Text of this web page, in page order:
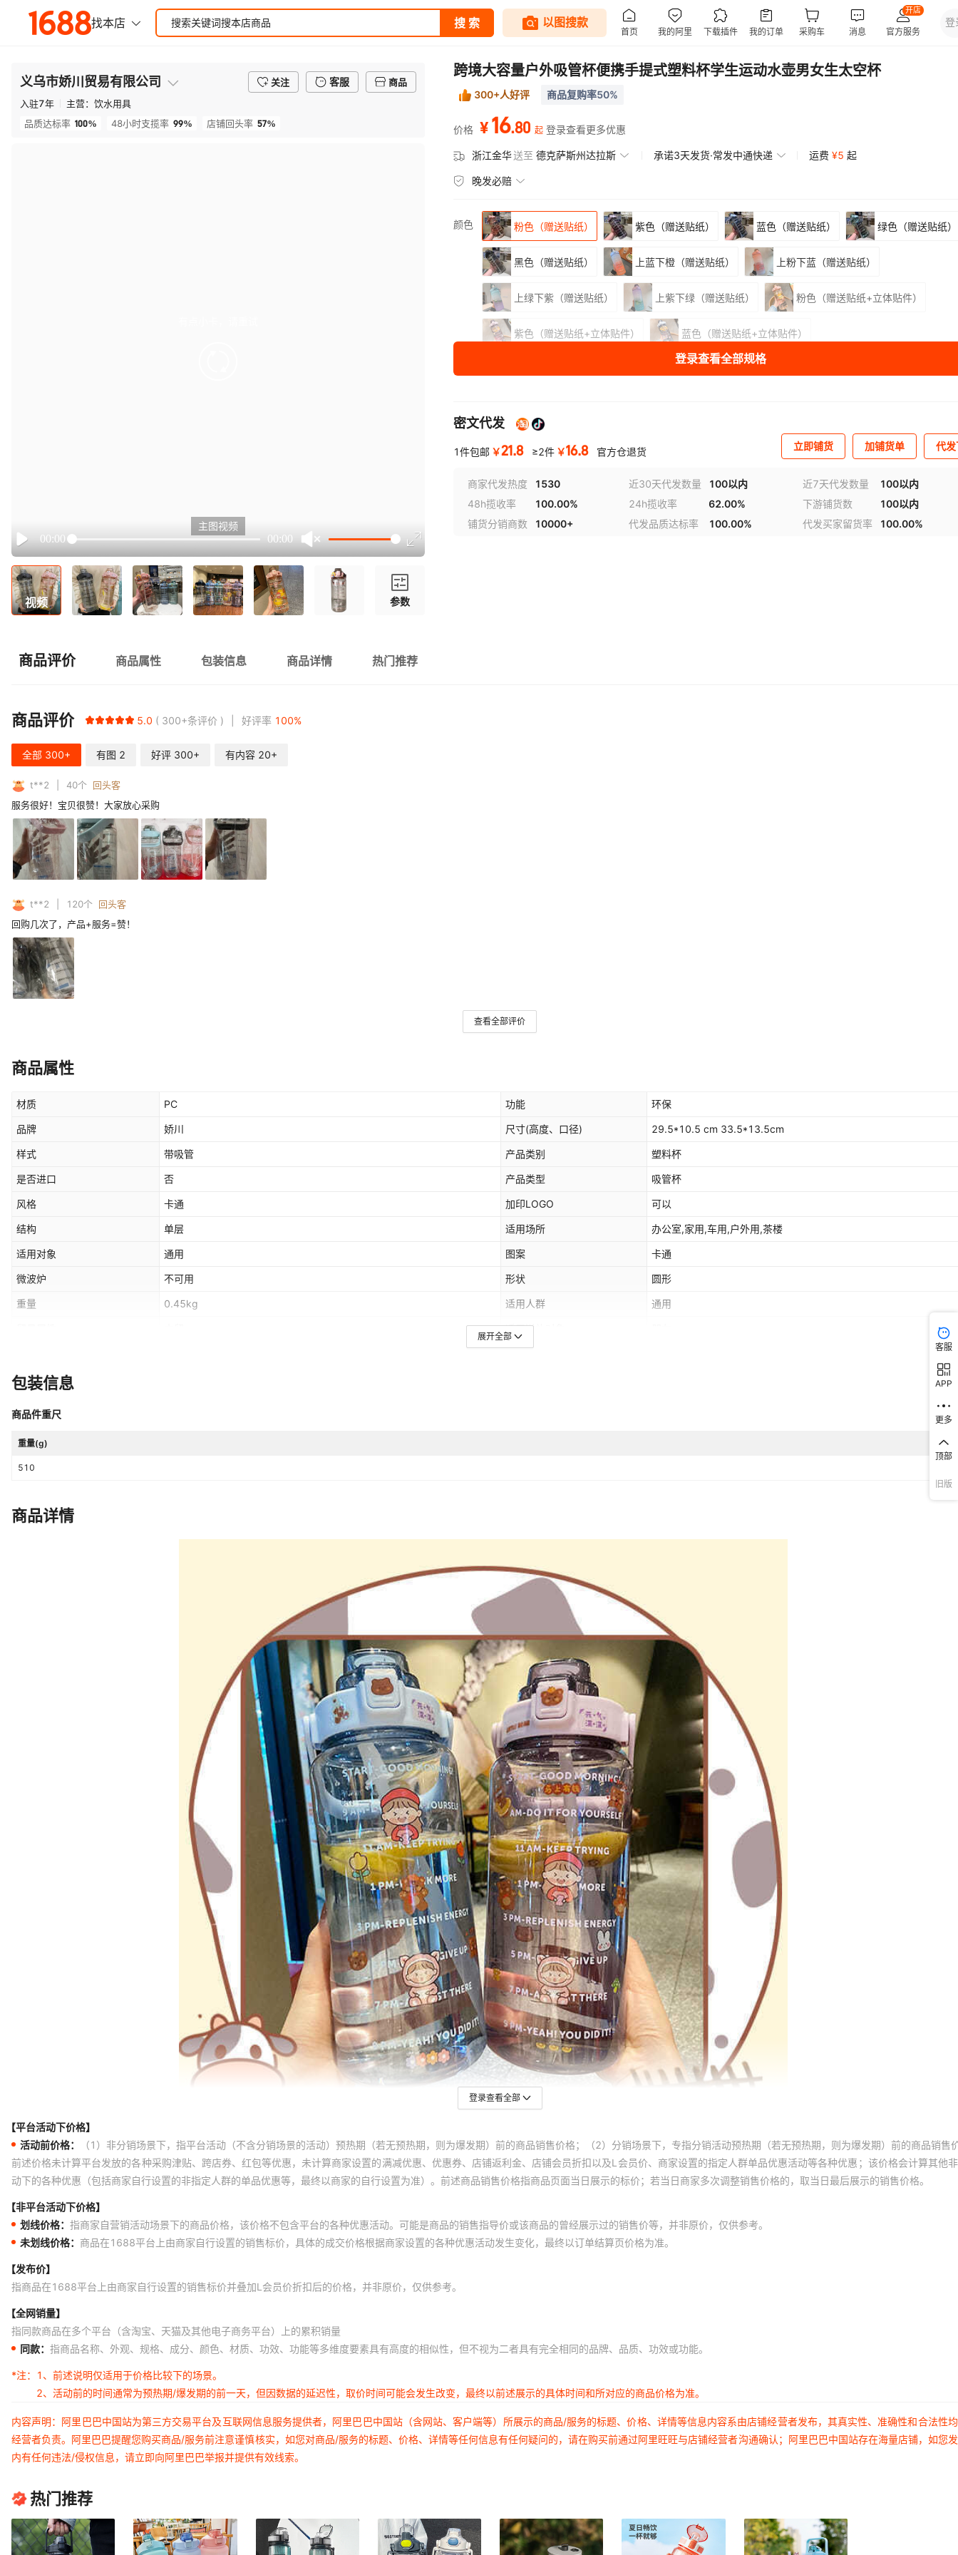
义乌市娇川贸易有限公司 关注 客服
商品
入驻7年 主营： 饮水用具
品质达标率 100% 48小时支揽率 99% 店铺回头率 57%
Play
00:00 00:00
主图视频
视频 参数
跨境大容量户外吸管杯便携手提式塑料杯学生运动水壶男女生太空杯
300+人好评 商品复购率50%
价格 ¥16.80 起 登录查看更多优惠
浙江金华送至 德克萨斯州达拉斯 承诺3天发货·常发中通快递 运费 ¥5 起
晚发必赔
颜色 粉色（赠送贴纸） 紫色（赠送贴纸） 蓝色（赠送贴纸） 绿色（赠送贴纸）
黑色（赠送贴纸） 上蓝下橙（赠送贴纸） 上粉下蓝（赠送贴纸）
上绿下紫（赠送贴纸） 上紫下绿（赠送贴纸） 粉色（赠送贴纸+立体贴件）
紫色（赠送贴纸+立体贴件） 蓝色（赠送贴纸+立体贴件）
2000ml
库存 2770个
登录查看全部规格
密文代发
1件包邮 ￥21.8 ≥2件 ￥16.8 官方仓退货 立即铺货 加铺货单 代
商家代发热度 1530 近30天代发数量 100以内 近7天代发数量
100以内
48h揽收率
100.00% 24h揽收率 62.00% 下游铺货数
100以内
铺货分销商数
10000+ 代发品质达标率 100.00% 代发买家留货率 100.00%
商品评价 商品属性 包装信息 商品详情 热门推荐
商品评价 5.0 300+条评价 好评率 100%
全部 300+ 有图 2 好评 300+ 有内容 20+
t**2 40个 回头客
服务很好！宝贝很赞！大家放心采购
t**2 120个 回头客
回购几次了，产品+服务=赞！
查看全部评价
商品属性
材质 PC 功能 环保
品牌 娇川 尺寸(高度、口径) 29.5*10.5 cm 33.5*13.5cm
样式 带吸管 产品类别 塑料杯
是否进口 否 产品类型 吸管杯
风格 卡通 加印LOGO 可以
结构 单层 适用场所 办公室,家用,车用,户外用,茶楼
适用对象 通用 图案 卡通
微波炉 不可用 形状 圆形
重量 0.45kg 适用人群 通用
适用送礼对象
积分换购礼品,商务送礼,商务礼品,广告礼品,促销赠品,会议礼品,广告
包装
包装规格
加工定制
黑色（赠送贴纸）,上蓝下橙（赠送贴纸）,上粉下蓝（赠送贴纸）,上
容量
版权
展开全部
包装信息
商品件重尺
重量(g)
510
商品详情
登录查看全部
【平台活动下价格】
活动前价格：
（1）非分销场景下，指平台活动（不含分销场景的活动）预热期（若无预热期，则为爆发期）前的商品销售价格；（2）分销场景下，专指分销活动预热期（若无预热期，则为爆发期）前的商品销售
前述价格未计算平台发放的各种采购津贴、跨店券、红包等优惠，未计算商家设置的满减优惠、优惠券、店铺返利金、店铺会员折扣以及L会员价、商家设置的指定人群单品优惠活动等各种优惠；该价格会计算其他
动下的各种优惠（包括商家自行设置的非指定人群的单品优惠等，最终以商家的自行设置为准）。前述商品销售价格指商品页面当日展示的标价；若当日商家多次调整销售价格的，取当日最后展示的销售价格。
【非平台活动下价格】
划线价格： 指商家自营销活动场景下的商品价格，该价格不包含平台的各种优惠活动。可能是商品的销售指导价或该商品的曾经展示过的销售价等，并非原价，仅供参考。
未划线价格： 商品在1688平台上由商家自行设置的销售标价，具体的成交价格根据商家设置的各种优惠活动发生变化，最终以订单结算页价格为准。
【发布价】
指商品在1688平台上由商家自行设置的销售标价并叠加L会员价折扣后的价格，并非原价，仅供参考。
【全网销量】
指同款商品在多个平台（含淘宝、天猫及其他电子商务平台）上的累积销量
同款： 指商品名称、外观、规格、成分、颜色、材质、功效、功能等多维度要素具有高度的相似性，但不视为二者具有完全相同的品牌、品质、功效或功能。
*注：
1、前述说明仅适用于价格比较下的场景。
2、活动前的时间通常为预热期/爆发期的前一天，但因数据的延迟性，取价时间可能会发生改变，最终以前述展示的具体时间和所对应的商品价格为准。
内容声明：阿里巴巴中国站为第三方交易平台及互联网信息服务提供者，阿里巴巴中国站（含网站、客户端等）所展示的商品/服务的标题、价格、详情等信息内容系由店铺经营者发布，其真实性、准确性和合法性
经营者负责。阿里巴巴提醒您购买商品/服务前注意谨慎核实，如您对商品/服务的标题、价格、详情等任何信息有任何疑问的，请在购买前通过阿里旺旺与店铺经营者沟通确认；阿里巴巴中国站存在海量店铺，如您
内有任何违法/侵权信息，请立即向阿里巴巴举报并提供有效线索。
热门推荐
客服
APP
更多
顶部
旧版